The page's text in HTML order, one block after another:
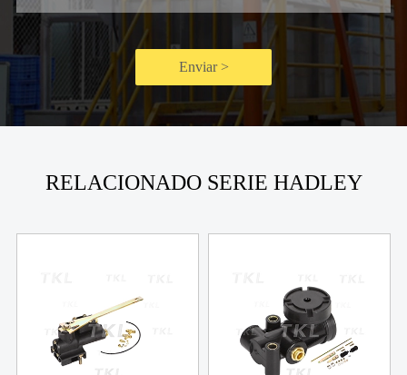
Enviar >
RELACIONADO SERIE HADLEY